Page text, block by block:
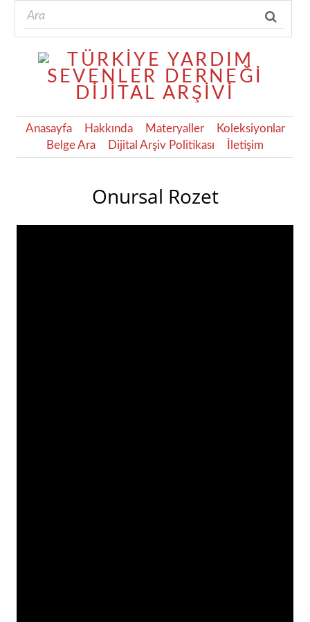
Anasayfa Hakkında Materyaller
Koleksiyonlar
Belge Ara
Dijital Arşiv Politikası İletişim
Onursal Rozet